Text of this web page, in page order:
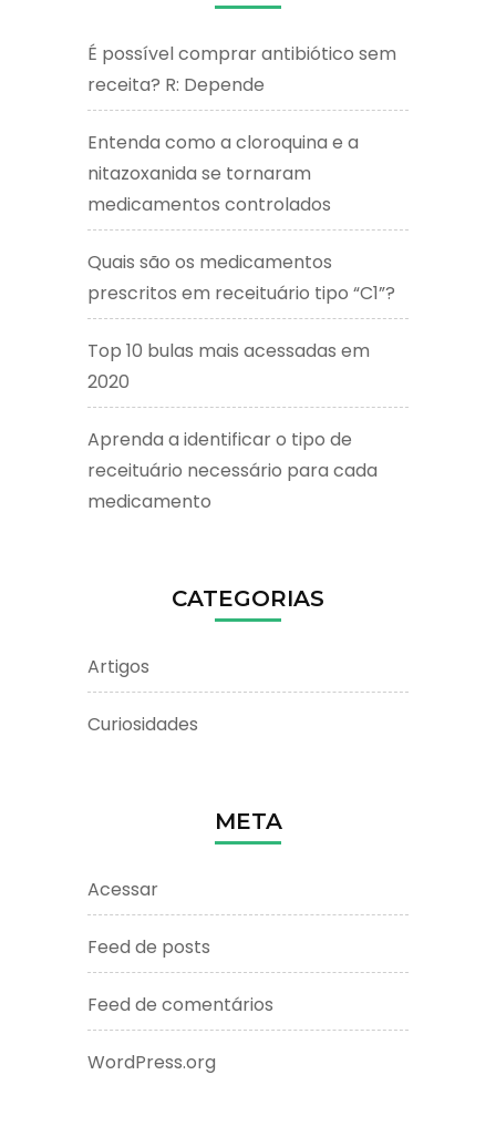
É possível comprar antibiótico sem
receita? R: Depende
Entenda como a cloroquina e a
nitazoxanida se tornaram
medicamentos controlados
Quais são os medicamentos
prescritos em receituário tipo “C1”?
Top 10 bulas mais acessadas em
2020
Aprenda a identificar o tipo de
receituário necessário para cada
medicamento
CATEGORIAS
Artigos
Curiosidades
META
Acessar
Feed de posts
Feed de comentários
WordPress.org